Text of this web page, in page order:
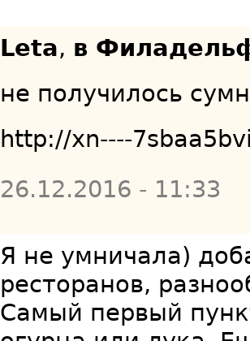
Leta, в
не получилось
http://xn----
26.12.2016 - 11:33
Я не умничала)
ресторанов,
Самый первый